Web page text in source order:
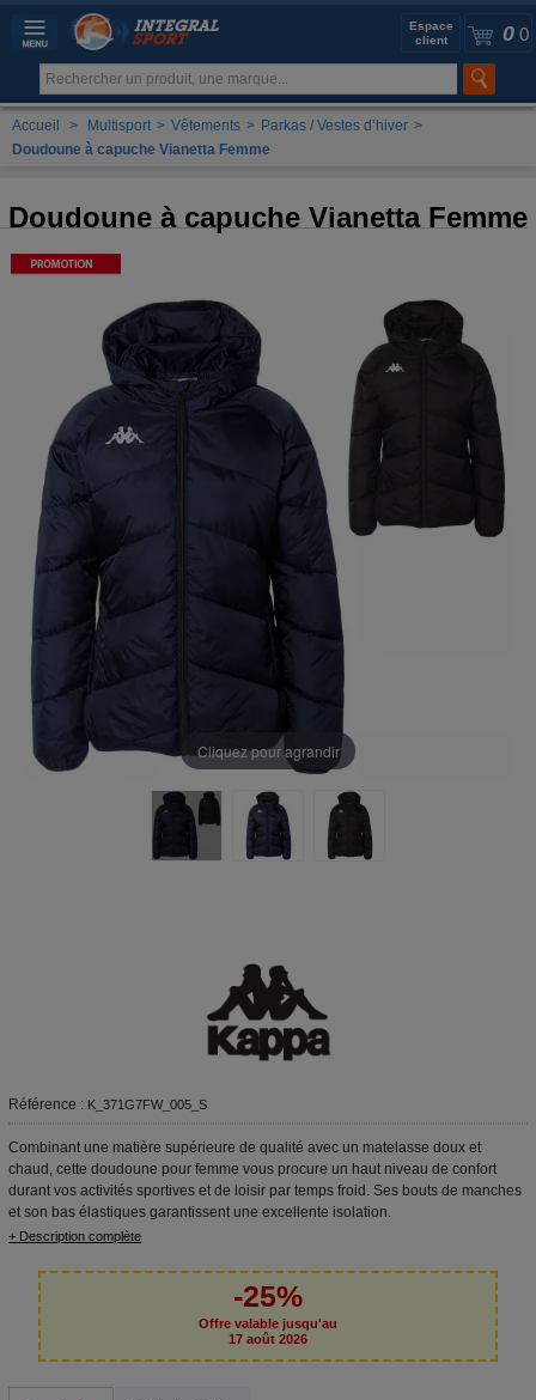
0 0
Espace
client
Accueil > Multisport > Vêtements > Parkas / Vestes d’hiver >
Doudoune à capuche Vianetta Femme
Doudoune à capuche Vianetta Femme
Cliquez pour agrandir
Référence : K_371G7FW_005_S
Combinant une matière supérieure de qualité avec un matelasse doux et
chaud, cette doudoune pour femme vous procure un haut niveau de confort
durant vos activités sportives et de loisir par temps froid. Ses bouts de manches
et son bas élastiques garantissent une excellente isolation.
+ Description complète
-25%
Offre valable jusqu'au
17 août 2026